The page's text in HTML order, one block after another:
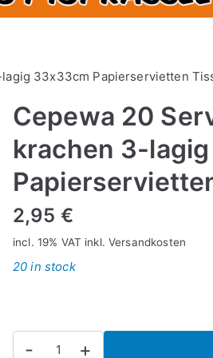
33x33cm Papierservietten
Cepewa 20
krachen 3-
2,95 €
incl. 19% VAT inkl.Versandkosten
20 in stock
- +